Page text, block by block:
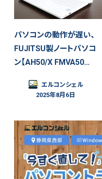
パソコンの動作が遅い、
FUJITSU製ノートパソコ
ン【AH50/X FMVA50…
エルコンシェル
2025年8月6日